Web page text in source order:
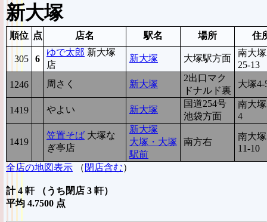
新大塚
順位 点 店名 駅名 場所 住
305 6
ゆで太郎 新大塚
店
新大塚 大塚駅方面
南大
25-13
1246
周さく 新大塚
2出口マク
ドナルド裏
大塚4-
1419 やよい 新大塚
国道254号
池袋方面
南大
4
1419
笠置そば 大塚な
ぎ亭店
新大塚
大塚・大塚
駅前
南方右
南大
11-10
全店の地図表示 （ 閉店含む）
計 4 軒 （うち閉店 3 軒）
平均 4.7500 点